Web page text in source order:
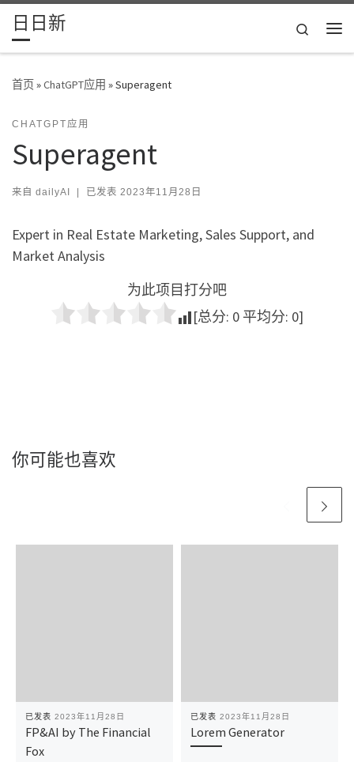
Skip to content
日日新
Search
首页»ChatGPT应用 »Superagent
CHATGPT应用
Superagent
来自 dailyAI | 已发表 2023年11月28日
Expert in Real Estate Marketing, Sales Support, and
Market Analysis
为此项目打分吧
[总分: 0 平均分: 0]
你可能也喜欢
已发表 2023年11月28日
FP&AI by The Financial
Fox
已发表 2023年11月28日
Lorem Generator